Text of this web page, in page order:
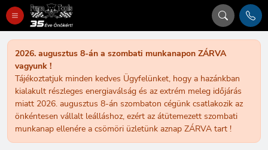
2026. augusztus 8-án a szombati munkanapon ZÁRVA
vagyunk !
Tájékoztatjuk minden kedves Ügyfelünket, hogy a hazánkban
kialakult részleges energiaválság és az extrém meleg időjárás
miatt 2026. augusztus 8-án szombaton cégünk csatlakozik az
önkéntesen vállalt leálláshoz, ezért az átütemezett szombati
munkanap ellenére a csömöri üzletünk aznap ZÁRVA tart !